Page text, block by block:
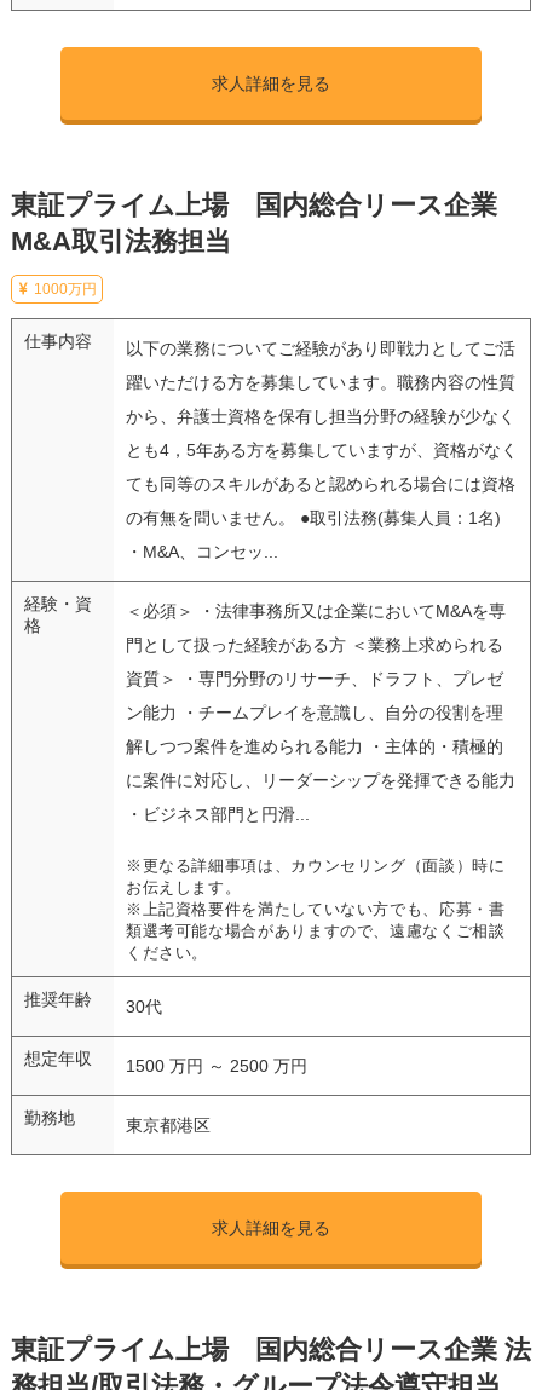
求人詳細を見る
東証プライム上場 国内総合リース企業
M&A取引法務担当
1000万円
仕事内容
以下の業務についてご経験があり即戦力としてご活
躍いただける方を募集しています。職務内容の性質
から、弁護士資格を保有し担当分野の経験が少なく
とも4，5年ある方を募集していますが、資格がなく
ても同等のスキルがあると認められる場合には資格
の有無を問いません。 ●取引法務(募集人員：1名)
・M&A、コンセッ...
経験・資
格
＜必須＞ ・法律事務所又は企業においてM&Aを専
門として扱った経験がある方 ＜業務上求められる
資質＞ ・専門分野のリサーチ、ドラフト、プレゼ
ン能力 ・チームプレイを意識し、自分の役割を理
解しつつ案件を進められる能力 ・主体的・積極的
に案件に対応し、リーダーシップを発揮できる能力
・ビジネス部門と円滑...
※更なる詳細事項は、カウンセリング（面談）時に
お伝えします。
※上記資格要件を満たしていない方でも、応募・書
類選考可能な場合がありますので、遠慮なくご相談
ください。
推奨年齢 30代
想定年収 1500 万円 ～ 2500 万円
勤務地 東京都港区
求人詳細を見る
東証プライム上場 国内総合リース企業 法